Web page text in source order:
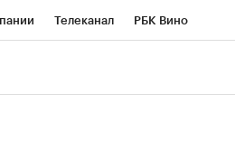
Телеканал РБК Вино